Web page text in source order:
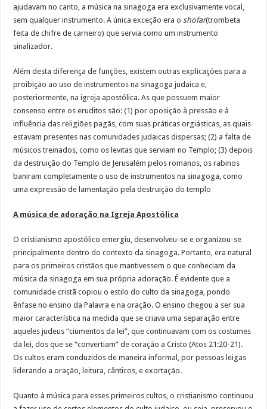
ajudavam no canto, a música na sinagoga era exclusivamente vocal,
sem qualquer instrumento. A única exceção era o shofar(trombeta
feita de chifre de carneiro) que servia como um instrumento
sinalizador.
Além desta diferença de funções, existem outras explicações para a
proibição ao uso de instrumentos na sinagoga judaica e,
posteriormente, na igreja apostólica. As que possuem maior
consenso entre os eruditos são: (1) por oposição à pressão e à
influência das religiões pagãs, com suas práticas orgiásticas, as quais
estavam presentes nas comunidades judaicas dispersas; (2) a falta de
músicos treinados, como os levitas que serviam no Templo; (3) depois
da destruição do Templo de Jerusalém pelos romanos, os rabinos
baniram completamente o uso de instrumentos na sinagoga, como
uma expressão de lamentação pela destruição do templo
A música de adoração na Igreja Apostólica
O cristianismo apostólico emergiu, desenvolveu-se e organizou-se
principalmente dentro do contexto da sinagoga. Portanto, era natural
para os primeiros cristãos que mantivessem o que conheciam da
música da sinagoga em sua própria adoração. É evidente que a
comunidade cristã copiou o estilo do culto da sinagoga, pondo
ênfase no ensino da Palavra e na oração. O ensino chegou a ser sua
maior característica na medida que se criava uma separação entre
aqueles judeus “ciumentos da lei”, que continuavam com os costumes
da lei, dos que se “convertiam” de coração a Cristo (Atos 21:20-21).
Os cultos eram conduzidos de maneira informal, por pessoas leigas
liderando a oração, leitura, cânticos, e exortação.
Quanto à música para esses primeiros cultos, o cristianismo continuou